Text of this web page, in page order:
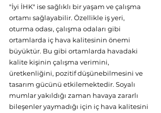
"İyi İHK" ise sağlıklı bir yaşam ve çalışma
ortamı sağlayabilir. Özellikle iş yeri,
oturma odası, çalışma odaları gibi
ortamlarda iç hava kalitesinin önemi
büyüktür. Bu gibi ortamlarda havadaki
kalite kişinin çalışma verimini,
üretkenliğini, pozitif düşünebilmesini ve
tasarım gücünü etkilemektedir. Soyalı
mumlar yakıldığı zaman havaya zararlı
bileşenler yaymadığı için iç hava kalitesini